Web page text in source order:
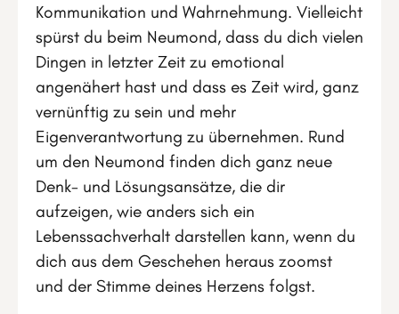
Kommunikation und Wahrnehmung. Vielleicht
spürst du beim Neumond, dass du dich vielen
Dingen in letzter Zeit zu emotional
angenähert hast und dass es Zeit wird, ganz
vernünftig zu sein und mehr
Eigenverantwortung zu übernehmen. Rund
um den Neumond finden dich ganz neue
Denk- und Lösungsansätze, die dir
aufzeigen, wie anders sich ein
Lebenssachverhalt darstellen kann, wenn du
dich aus dem Geschehen heraus zoomst
und der Stimme deines Herzens folgst.